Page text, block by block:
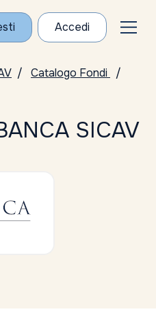
Accedi
Catalogo Fondi
SICAV